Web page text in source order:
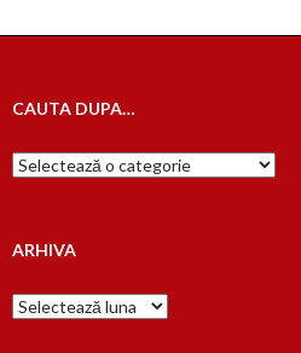
CAUTA DUPA…
Cauta
dupa…
ARHIVA
Arhiva